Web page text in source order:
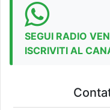
SEGUI RADIO
ISCRIVITI AL